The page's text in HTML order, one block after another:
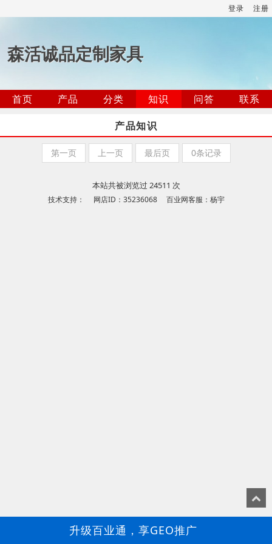
登录 注册
森活诚品定制家具
首页 产品 分类 知识 问答
联系
产品知识
第一页 上一页 最后页 0条记录
本站共被浏览过 24511 次
技术支持： 网店ID：35236068 百业网客服：杨宇
升级百业通，享GEO推广